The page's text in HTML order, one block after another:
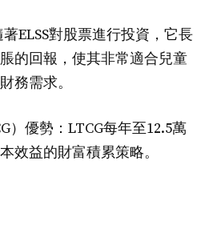
ELSS對股票進行投資，它長
的回報，使其非常適合兒童
務需求。
）優勢：LTCG每年至12.5萬
效益的財富積累策略。